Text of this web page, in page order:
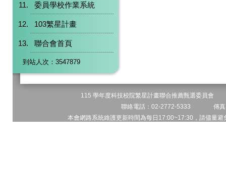
委員學校作業系統
103繁星計畫
聯合會首頁
到站人次：3547879
115 學年度科技校院繁星計畫聯合推薦甄選委員會
聯絡電話：02-2772-5333 傳
本會網路系統維護更新時間為每日17:00~17:30，請儘量